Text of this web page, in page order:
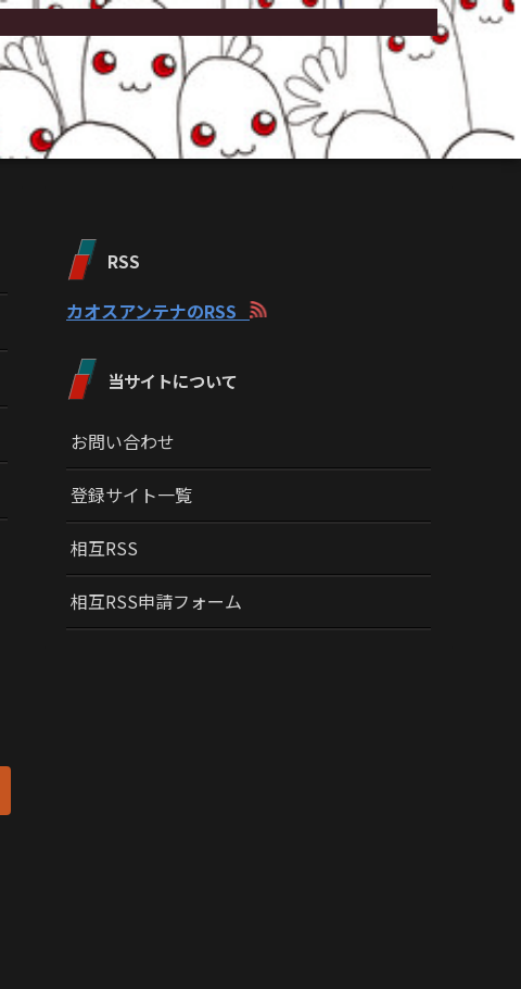
RSS
カオスアンテナのRSS
当サイトについて
お問い合わせ
登録サイト一覧
相互RSS
相互RSS申請フォーム